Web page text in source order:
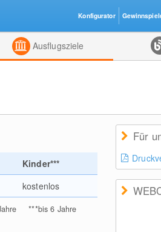
Ausflugsziele
Kinder***
kostenlos
***bis 6 Jahre
Für
Konfigurator